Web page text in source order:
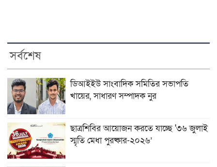
সর্বশেষ
ডিআইইউ সাংবাদিক সমিতির সভাপতি
খায়ের, সাধারণ সম্পাদক নুর
ছাত্রশিবির আয়োজন করতে যাচ্ছে '৩৬ জুলাই
স্মৃতি মেধা পুরষ্কার-২০২৬’